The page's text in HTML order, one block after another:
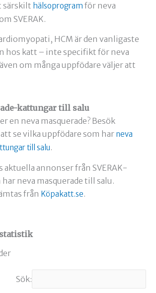
särskilt hälsoprogram för neva
SVERAK.
HCM är den vanligaste
hos katt – inte specifikt för neva
om många uppfödare väljer att
kattungar till salu
en neva masquerade? Besök
se vilka uppfödare som har neva
till salu.
aktuella annonser från SVERAK-
neva masquerade till salu.
från Köpakatt.se.
Sök: